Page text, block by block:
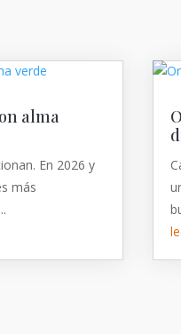
alma
En 2026 y
más